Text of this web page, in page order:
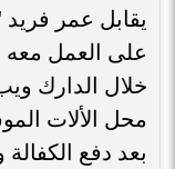
يقابل عمر
على العمل
خلال الدارك
محل الألات
بعد دفع